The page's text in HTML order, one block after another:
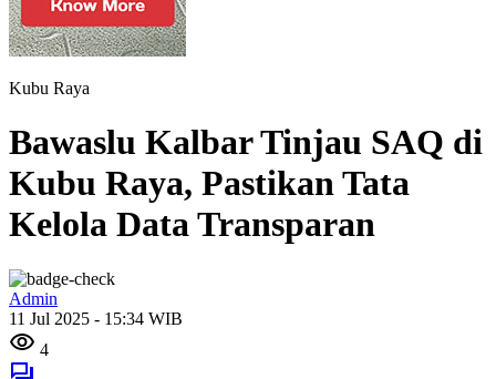
Kubu Raya
Bawaslu Kalbar Tinjau SAQ di
Kubu Raya, Pastikan Tata
Kelola Data Transparan
Admin
11 Jul 2025 - 15:34 WIB
4